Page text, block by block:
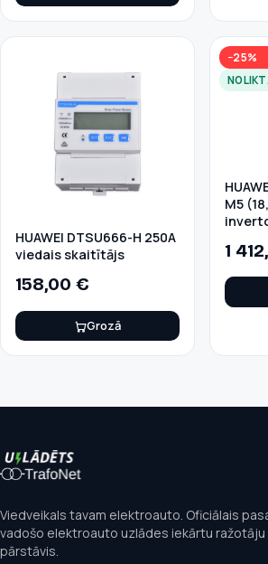
HUAWEI DTSU666-H 250A
viedais skaitītājs
158,00 €
Grozā
−25%
M5
1
Viedveikals tavam elektroauto. Oficiālais
vadošo elektroauto uzlādes iekārtu ražotāju
pārstāvis.